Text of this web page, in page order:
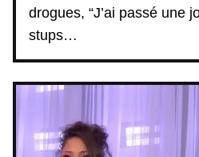
drogues, “J’ai passé une
stups…